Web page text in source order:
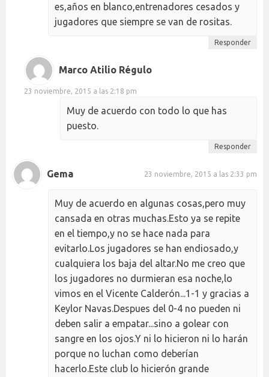
es,años en blanco,entrenadores cesados y
jugadores que siempre se van de rositas.
Responder
Marco Atilio Régulo
23 noviembre, 2015 a las 2:18 pm
Muy de acuerdo con todo lo que has
puesto.
Responder
Gema 23 noviembre, 2015 a las 2:33 pm
Muy de acuerdo en algunas cosas,pero muy
cansada en otras muchas.Esto ya se repite
en el tiempo,y no se hace nada para
evitarlo.Los jugadores se han endiosado,y
cualquiera los baja del altar.No me creo que
los jugadores no durmieran esa noche,lo
vimos en el Vicente Calderón...1-1 y gracias a
Keylor Navas.Despues del 0-4 no pueden ni
deben salir a empatar...sino a golear con
sangre en los ojos.Y ni lo hicieron ni lo harán
porque no luchan como deberían
hacerlo.Este club lo hicierón grande